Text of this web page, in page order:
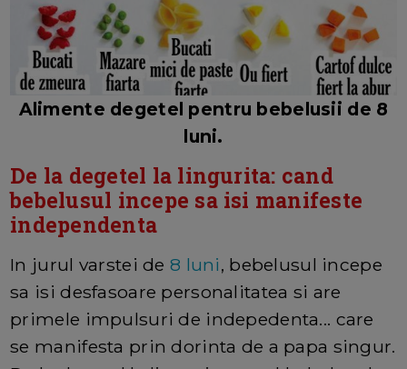
Alimente degetel pentru bebelusii de 8
luni.
De la degetel la lingurita: cand
bebelusul incepe sa isi manifeste
independenta
In jurul varstei de 8 luni, bebelusul incepe
sa isi desfasoare personalitatea si are
primele impulsuri de indepedenta... care
se manifesta prin dorinta de a papa singur.